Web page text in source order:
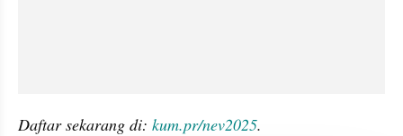
Daftar sekarang di: kum.pr/nev2025.